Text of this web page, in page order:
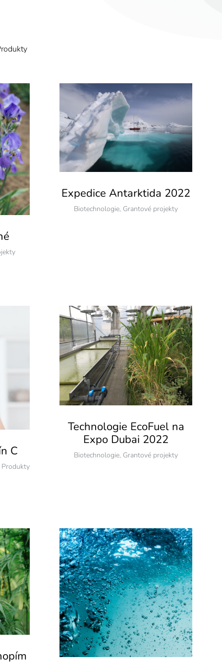
Expedice Antarktida 2022
Biotechnologie, Grantové projekty
C
Produkty
Technologie EcoFuel na
Expo Dubai 2022
Biotechnologie, Grantové projekty